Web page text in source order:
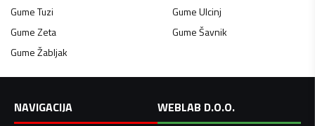
GumeTuzi GumeUlcinj
GumeZeta GumeŠavnik
GumeŽabljak
NAVIGACIJA
WEBLAB D.O.O.